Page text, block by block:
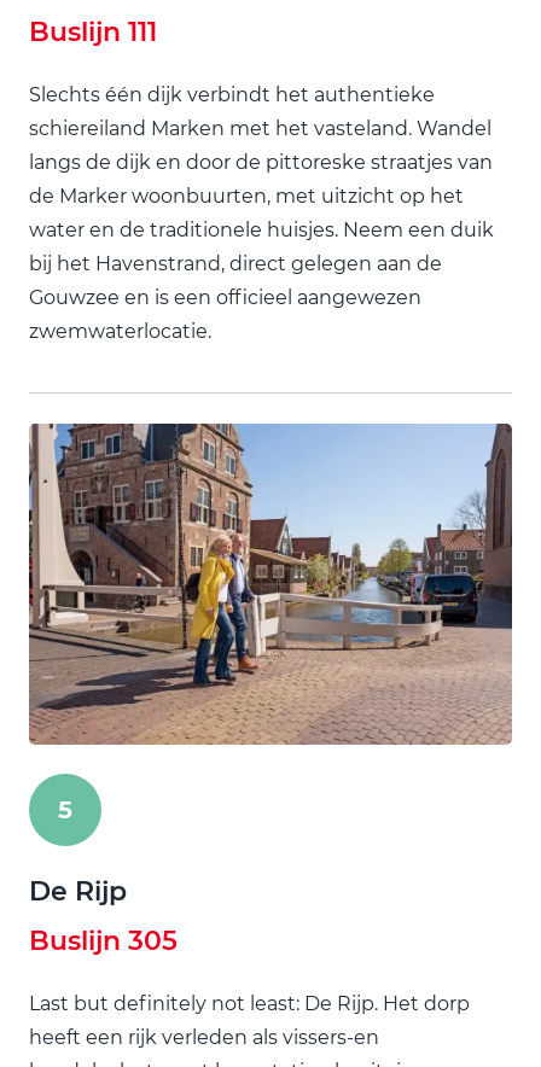
Buslijn 111
Slechts één dijk verbindt het authentieke
schiereiland Marken met het vasteland. Wandel
langs de dijk en door de pittoreske straatjes van
de Marker woonbuurten, met uitzicht op het
water en de traditionele huisjes. Neem een duik
bij het Havenstrand, direct gelegen aan de
Gouwzee en is een officieel aangewezen
zwemwaterlocatie.
5
De Rijp
Buslijn 305
Last but definitely not least: De Rijp. Het dorp
heeft een rijk verleden als vissers-en